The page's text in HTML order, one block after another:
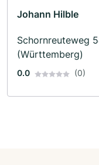
Johann Hilble
Schornreuteweg
(Württemberg)
0.0 (0)